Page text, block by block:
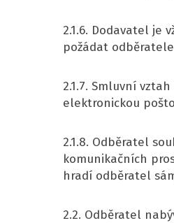
2.1.6. Dodavatel je
požádat
2.1.7. Smluvní
elektronickou
2.1.8. Odběratel
komunikačních
hradí odběratel
2.2. Odběratel